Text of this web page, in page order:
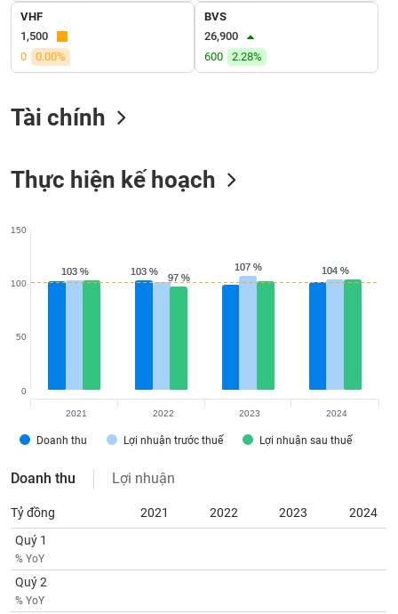
VHF
1,500
0
0.00%
BVS
26,900
600
2.28%
Tài chính
Thực hiện kế hoạch
103 %
103 %
103 %
103 % 107 %
107 % 104 %
104 %
97 %
97 %
Doanh thu Lợi nhuận trước thuế Lợi nhuận sau thuế
0
50
100
150
2021 2022 2023 2024
Doanh thu Lợi nhuận
Tỷ đồng 2021 2022 2023
2024
Quý 1
% YoY
Quý 2
% YoY
VỤ
TRUYỀN
THÔNG
ĐỘNG
SẢN
chứng
Tất cả Cổ phiếu Chỉ số Chứng chỉ quỹ Chứng
đạo
(-)
Tất cả Người nội bộ Người liên quan Cổ đông lớn
Tin
tức
(-)